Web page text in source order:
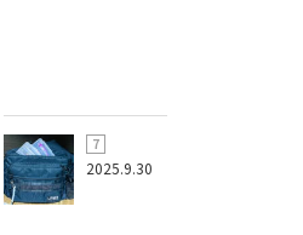
2025.9.30